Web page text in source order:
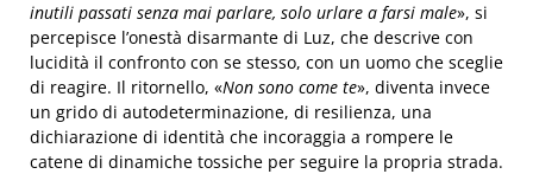
inutili passati senza mai parlare, solo urlare a farsi male», si
percepisce l’onestà disarmante di Luz, che descrive con
lucidità il confronto con se stesso, con un uomo che sceglie
di reagire. Il ritornello, «Non sono come te», diventa invece
un grido di autodeterminazione, di resilienza, una
dichiarazione di identità che incoraggia a rompere le
catene di dinamiche tossiche per seguire la propria strada.